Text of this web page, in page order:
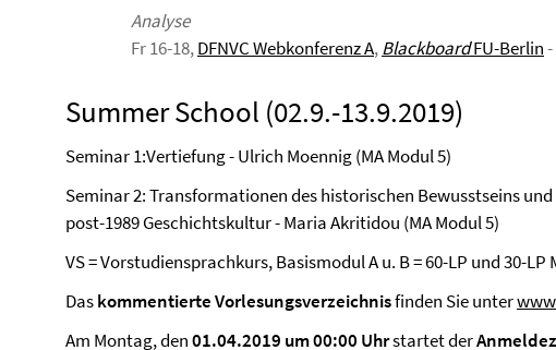
Analyse
Fr 16-18,DFNVC Webkonferenz A,BlackboardFU-Berlin
Summer School (02.9.-13.9.2019)
Seminar 1:Vertiefung - Ulrich Moennig (MA Modul 5)
Seminar 2: Transformationen des historischen Bewusstseins
post-1989 Geschichtskultur - Maria Akritidou (MA Modul 5)
VS = Vorstudiensprachkurs, Basismodul A u. B = 60-LP und 30-
Daskommentierte Vorlesungsverzeichnisfinden Sie unter
Am Montag, den01.04.2019 um 00:00 Uhrstartet der